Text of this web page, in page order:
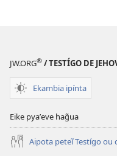
JW.ORG® / TESTÍGO DE
Ekambia ipínta
Eike pyaʼeve hag̃ua
Aipota peteĩ Testígo ou